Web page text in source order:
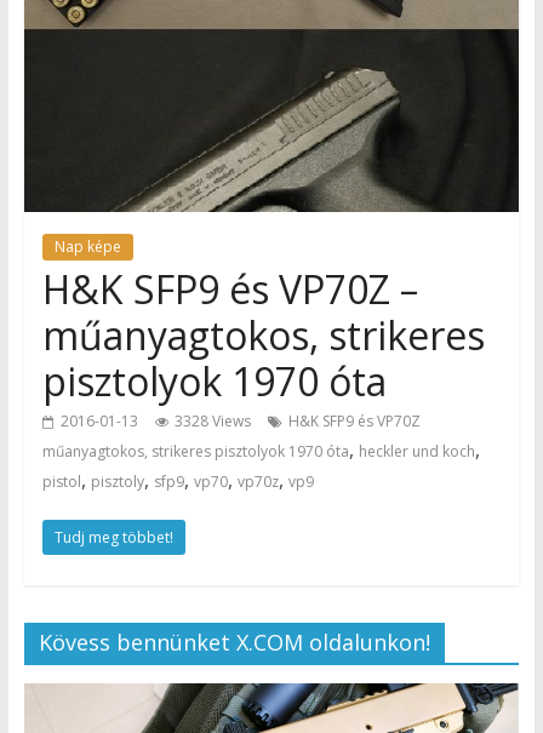
Nap képe
H&K SFP9 és VP70Z –
műanyagtokos, strikeres
pisztolyok 1970 óta
2016-01-13 3328 Views
H&K SFP9 és VP70Z
műanyagtokos, strikeres pisztolyok 1970 óta, heckler und koch,
pistol, pisztoly, sfp9, vp70, vp70z, vp9
Tudj meg többet!
Kövess bennünket X.COM oldalunkon!